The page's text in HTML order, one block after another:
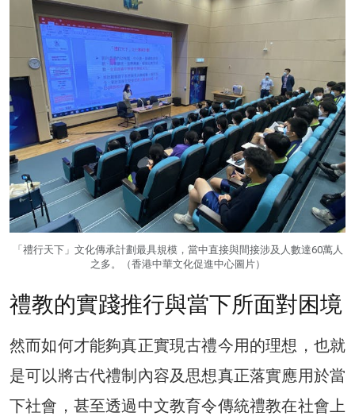
「禮行天下」文化傳承計劃最具規模，當中直接與間接涉及人數達60萬人
之多。（香港中華文化促進中心圖片）
禮教的實踐推行與當下所面對困境
然而如何才能夠真正實現古禮今用的理想，也就
是可以將古代禮制內容及思想真正落實應用於當
下社會，甚至透過中文教育令傳統禮教在社會上